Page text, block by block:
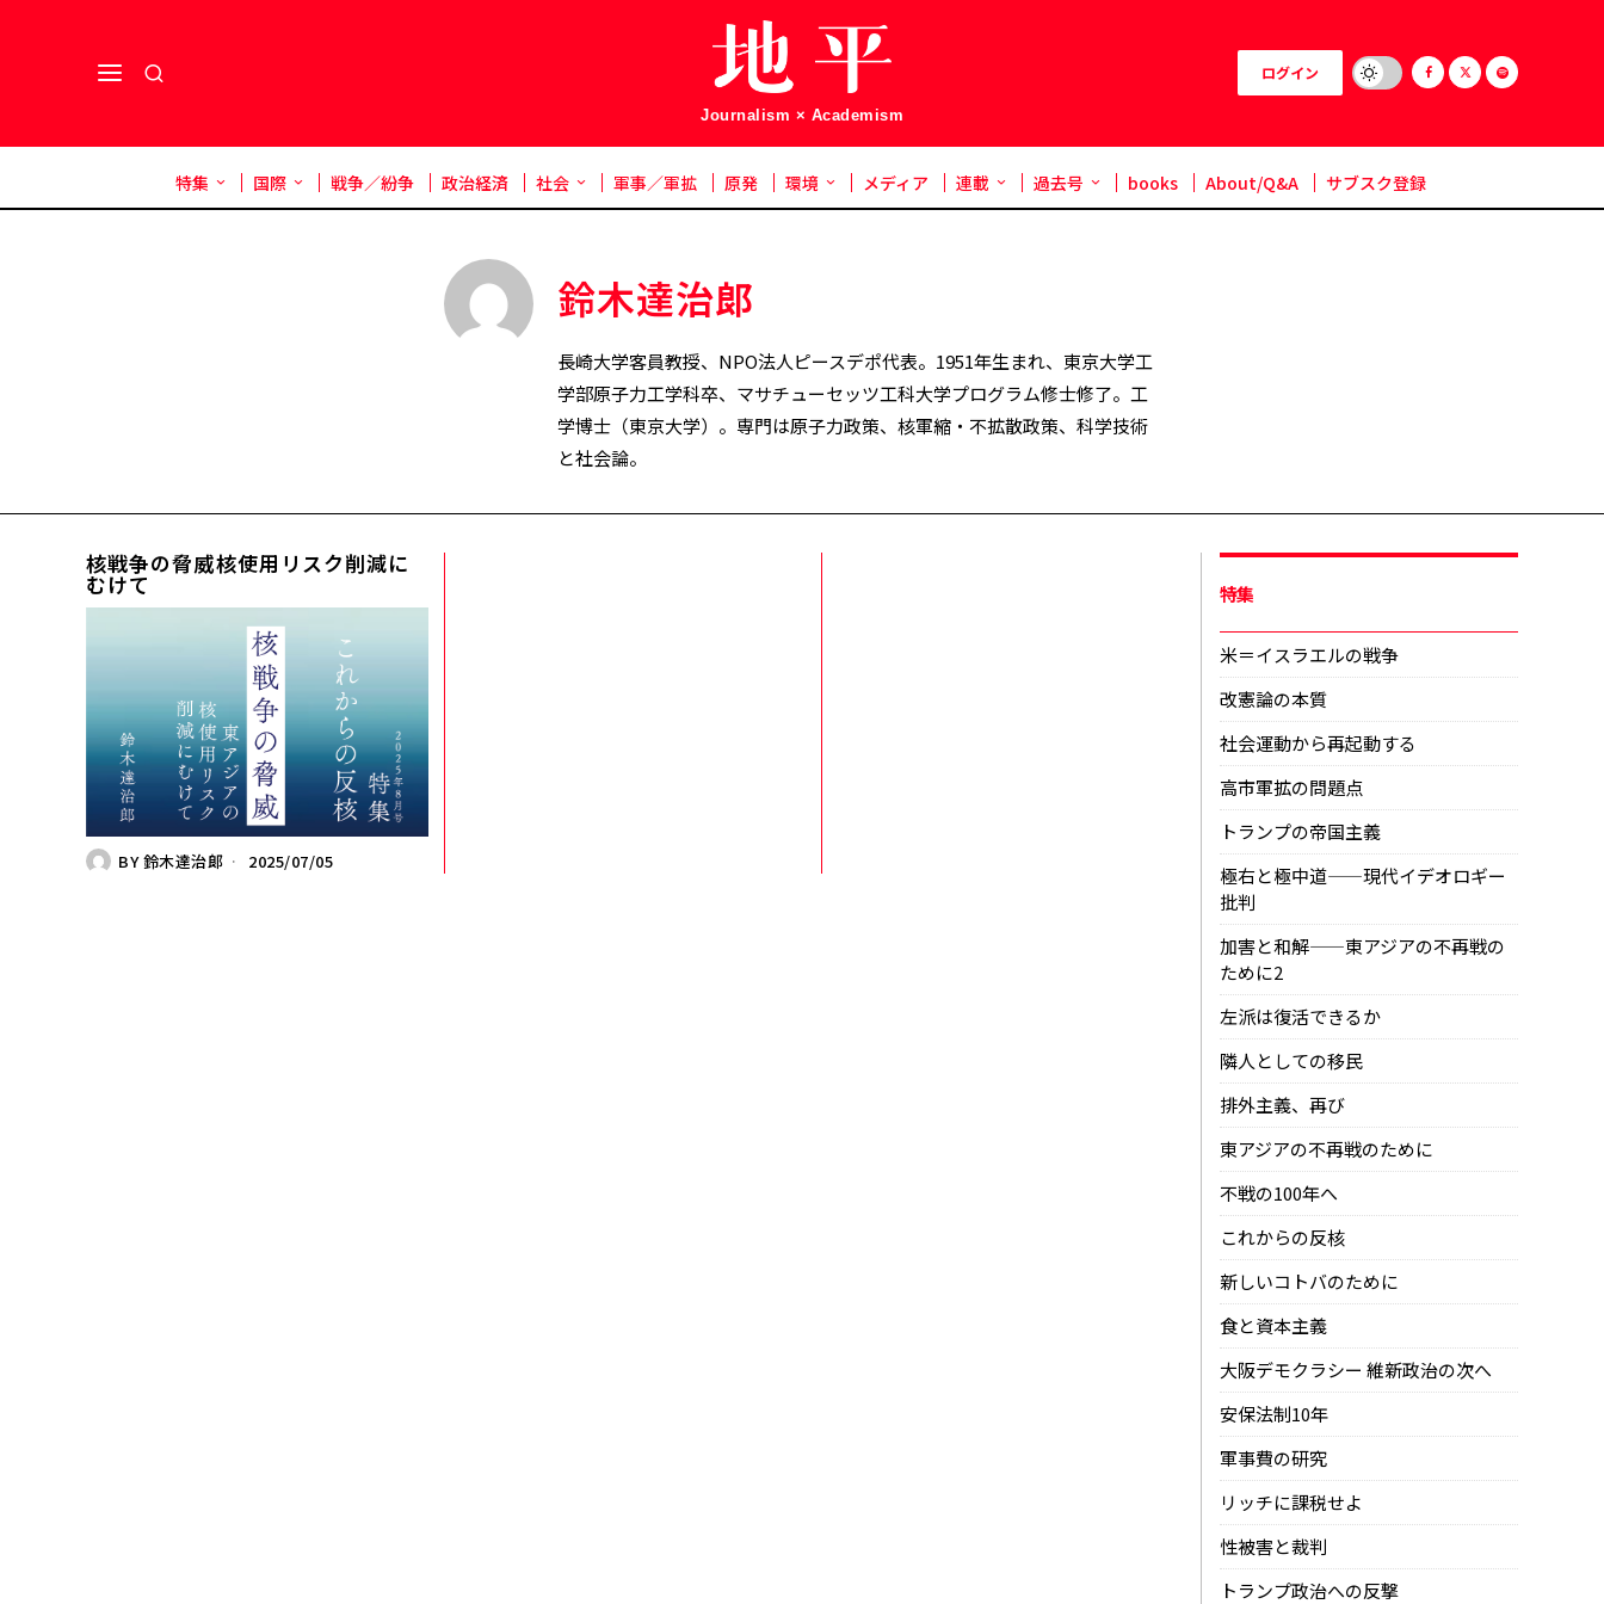
Journalism × Academism
ログイン
特集 国際 戦争／紛争 政治経済 社会 軍事／軍拡 原発 環境 メディア 連載 過去号 books About/Q&A サブスク登録
鈴木達治郞
長崎大学客員教授、NPO法人ピースデポ代表。1951年生まれ、東京大学工
学部原子力工学科卒、マサチューセッツ工科大学プログラム修士修了。工
学博士（東京大学）。専門は原子力政策、核軍縮・不拡散政策、科学技術
と社会論。
核戦争の脅威――核使用リスク削減に
むけて
BY鈴木達治郞 2025/07/05
特集
米＝イスラエルの戦争
改憲論の本質
社会運動から再起動する
高市軍拡の問題点
トランプの帝国主義
極右と極中道——現代イデオロギー
批判
加害と和解——東アジアの不再戦の
ために2
左派は復活できるか
隣人としての移民
排外主義、再び
東アジアの不再戦のために
不戦の100年へ
これからの反核
新しいコトバのために
食と資本主義
大阪デモクラシー 維新政治の次へ
安保法制10年
軍事費の研究
リッチに課税せよ
性被害と裁判
トランプ政治への反撃